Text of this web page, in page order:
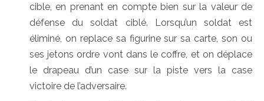
cible, en prenant en compte bien sur la valeur de
défense du soldat ciblé. Lorsqu’un soldat est
éliminé, on replace sa figurine sur sa carte, son ou
ses jetons ordre vont dans le coffre, et on déplace
le drapeau d’un case sur la piste vers la case
victoire de l’adversaire.